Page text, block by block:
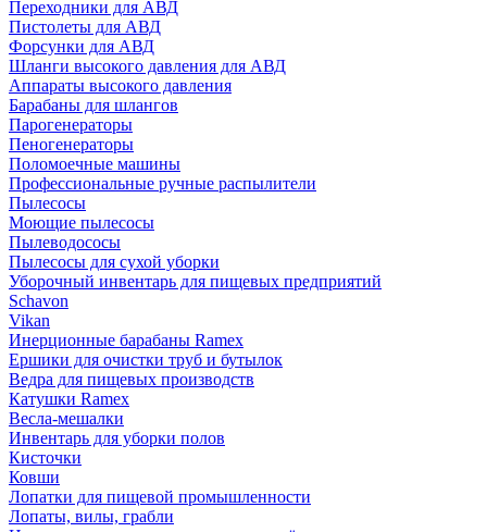
Переходники для АВД
Пистолеты для АВД
Форсунки для АВД
Шланги высокого давления для АВД
Аппараты высокого давления
Барабаны для шлангов
Парогенераторы
Пеногенераторы
Поломоечные машины
Профессиональные ручные распылители
Пылесосы
Моющие пылесосы
Пылеводососы
Пылесосы для сухой уборки
Уборочный инвентарь для пищевых предприятий
Schavon
Vikan
Инерционные барабаны Ramex
Ершики для очистки труб и бутылок
Ведра для пищевых производств
Катушки Ramex
Весла-мешалки
Инвентарь для уборки полов
Кисточки
Ковши
Лопатки для пищевой промышленности
Лопаты, вилы, грабли